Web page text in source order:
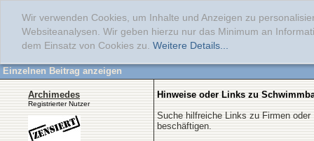
Wir verwenden Cookies, um Inhalte und Anzeigen zu
Websiteanalysen. Wir geben hierzu nur das Minimum an
dem Einsatz von Cookies zu. Weitere Details...
Einzelnen Beitrag anzeigen
Archimedes
Registrierter Nutzer
Hinweise oder Links zu
Suche hilfreiche Links zu Firmen
beschäftigen.